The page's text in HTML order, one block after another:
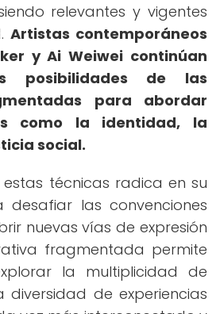
relevantes y vigentes
Artistas contemporáneos
y Ai Weiwei continúan
posibilidades de las
para abordar
como la identidad, la
social.
técnicas radica en su
las convenciones
nuevas vías de expresión
fragmentada permite
la multiplicidad de
diversidad de experiencias